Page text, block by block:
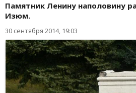
Памятник Ленину наполовину
Изюм.
30 сентября 2014, 19:03